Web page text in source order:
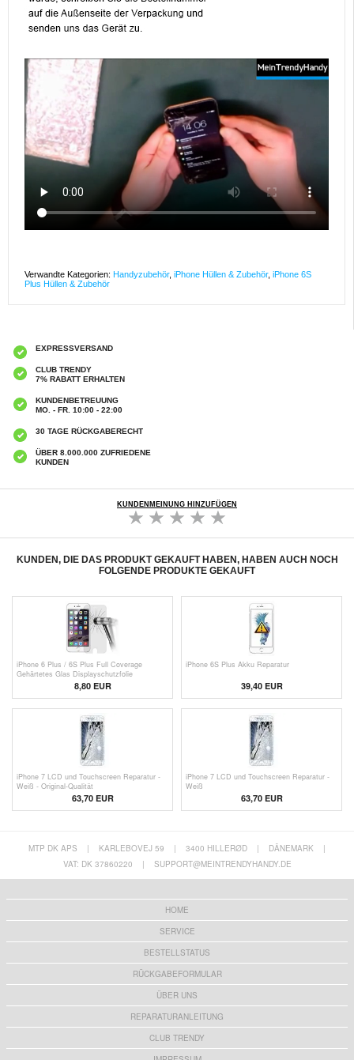
Verwandte Kategorien: Handyzubehör, iPhone Hüllen & Zubehör, iPhone 6S
Plus Hüllen & Zubehör
EXPRESSVERSAND
CLUB TRENDY
7% RABATT ERHALTEN
KUNDENBETREUUNG
MO. - FR. 10:00 - 22:00
30 TAGE RÜCKGABERECHT
ÜBER 8.000.000 ZUFRIEDENE
KUNDEN
KUNDENMEINUNG HINZUFÜGEN
KUNDEN, DIE DAS PRODUKT GEKAUFT HABEN, HABEN AUCH NOCH
FOLGENDE PRODUKTE GEKAUFT
iPhone 6 Plus / 6S Plus Full Coverage
Gehärtetes Glas Displayschutzfolie
8,80 EUR
iPhone 6S Plus Akku Reparatur
39,40 EUR
iPhone 7 LCD und Touchscreen Reparatur -
Weiß - Original-Qualität
63,70 EUR
iPhone 7 LCD und Touchscreen Reparatur -
Weiß
63,70 EUR
MTP DK APS | KARLEBOVEJ 59 | 3400 HILLERØD | DÄNEMARK
|
VAT: DK 37860220
| SUPPORT@MEINTRENDYHANDY.DE
HOME
SERVICE
BESTELLSTATUS
RÜCKGABEFORMULAR
ÜBER UNS
REPARATURANLEITUNG
CLUB TRENDY